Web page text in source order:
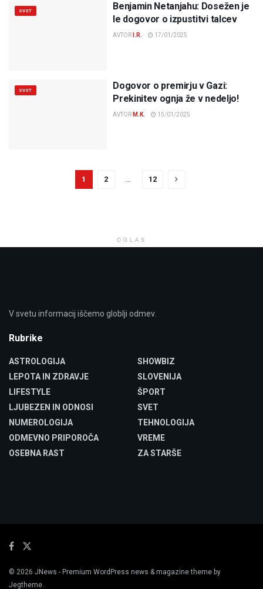
SVET
Benjamin Netanjahu: Dosežen je
le dogovor o izpustitvi talcev
AVTOR I.R. 17/01/2025
SVET
Dogovor o premirju v Gazi:
Prekinitev ognja že v nedeljo!
AVTOR M.K. 15/01/2025
1 2 … 12
OGLAS
V svetu informacij iščemo globlji odmev.
Rubrike
ASTROLOGIJA
LEPOTA IN ZDRAVJE
LIFESTYLE
LJUBEZEN IN ODNOSI
NUMEROLOGIJA
ODMEVNO PRIPOROČA
OSEBNA RAST
SHOWBIZ
SLOVENIJA
ŠPORT
SVET
TEHNOLOGIJA
VREME
ZA STARŠE
© 2026 JNews - Premium WordPress news & magazine theme by
Jegtheme.